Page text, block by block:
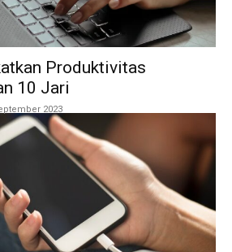
Produktivitas
10 Jari
2023